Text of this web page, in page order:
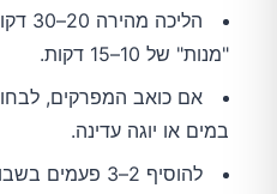
"מנות" של 10–15 דקות.
אם כואב המפרקים,
במים או יוגה עדינה.
להוסיף 2–3